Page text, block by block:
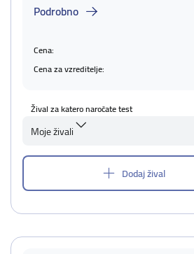
Podrobno
Cena:
Cena za vzreditelje:
Žival za katero naročate test
Moje živali
Dodaj žival